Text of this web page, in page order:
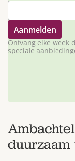
Ontvang elke week
speciale